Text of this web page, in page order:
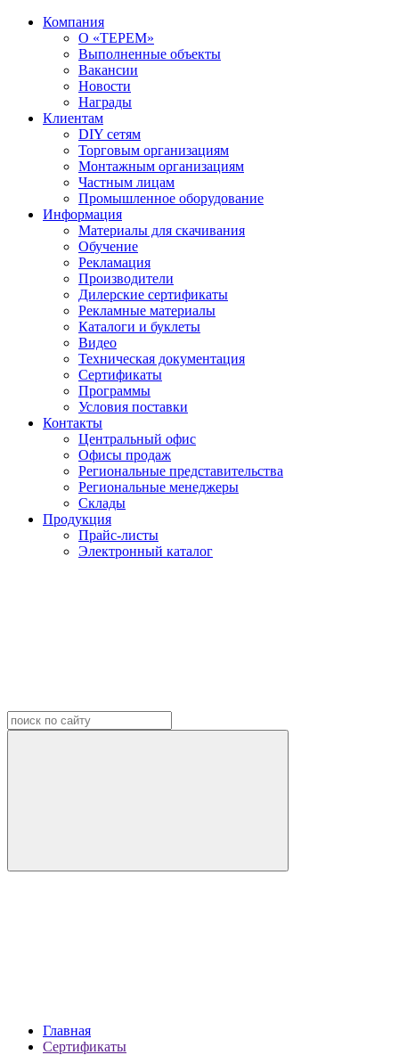
Компания
О «ТЕРЕМ»
Выполненные объекты
Вакансии
Новости
Награды
Клиентам
DIY сетям
Торговым организациям
Монтажным организациям
Частным лицам
Промышленное оборудование
Информация
Материалы для скачивания
Обучение
Рекламация
Производители
Дилерские сертификаты
Рекламные материалы
Каталоги и буклеты
Видео
Техническая документация
Сертификаты
Программы
Условия поставки
Контакты
Центральный офис
Офисы продаж
Региональные представительства
Региональные менеджеры
Склады
Продукция
Прайс-листы
Электронный каталог
Главная
Сертификаты